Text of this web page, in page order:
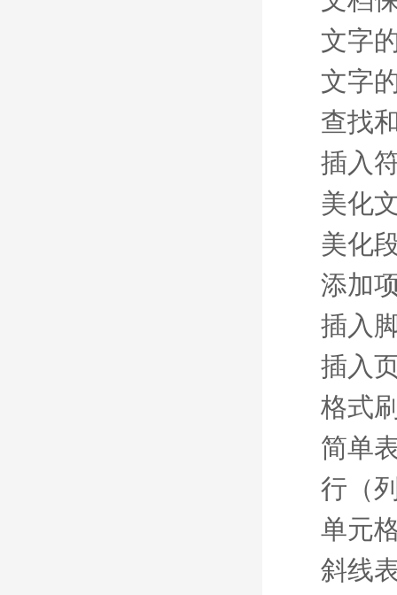
文字
文字
查找
插入
美化
美化
添加
插入
插入
格式
简单
行（
单元
斜线